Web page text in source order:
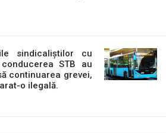
sindicaliștilor cu
STB au
continuarea grevei,
o ilegală.